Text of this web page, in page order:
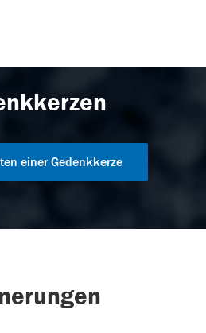
einer Gedenkkerze